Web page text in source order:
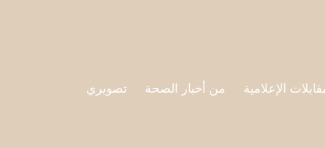
الإعلامية من أخبار الصحة تصويري